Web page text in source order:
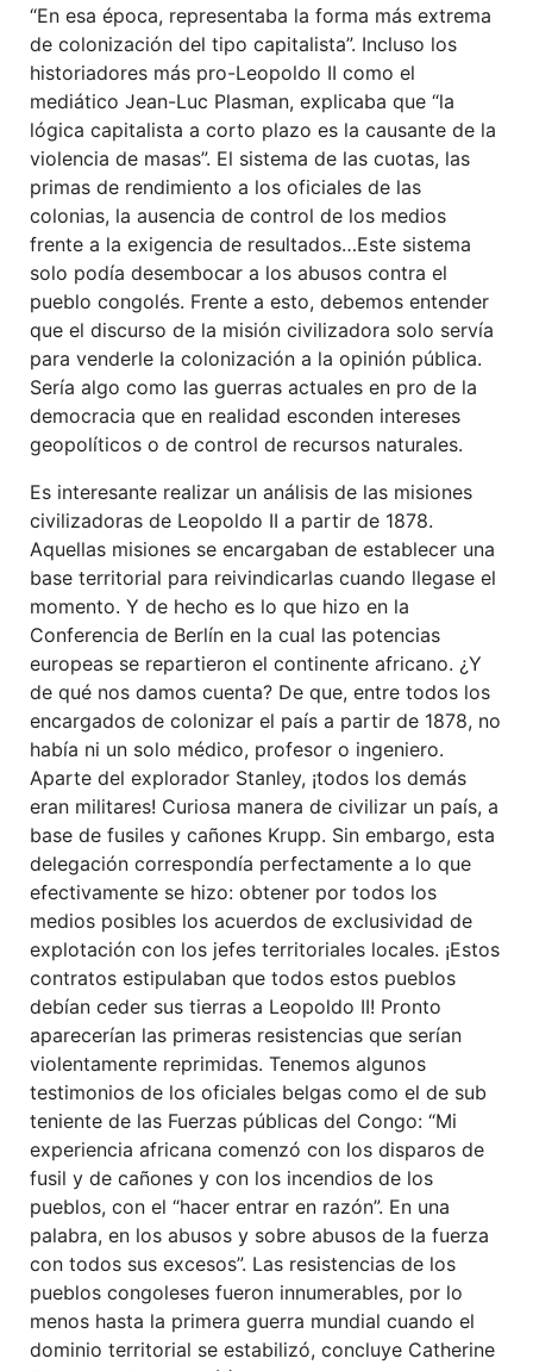
“En esa época, representaba la forma más extrema
de colonización del tipo capitalista”. Incluso los
historiadores más pro-Leopoldo II como el
mediático Jean-Luc Plasman, explicaba que “la
lógica capitalista a corto plazo es la causante de la
violencia de masas”. El sistema de las cuotas, las
primas de rendimiento a los oficiales de las
colonias, la ausencia de control de los medios
frente a la exigencia de resultados…Este sistema
solo podía desembocar a los abusos contra el
pueblo congolés. Frente a esto, debemos entender
que el discurso de la misión civilizadora solo servía
para venderle la colonización a la opinión pública.
Sería algo como las guerras actuales en pro de la
democracia que en realidad esconden intereses
geopolíticos o de control de recursos naturales.
Es interesante realizar un análisis de las misiones
civilizadoras de Leopoldo II a partir de 1878.
Aquellas misiones se encargaban de establecer una
base territorial para reivindicarlas cuando llegase el
momento. Y de hecho es lo que hizo en la
Conferencia de Berlín en la cual las potencias
europeas se repartieron el continente africano. ¿Y
de qué nos damos cuenta? De que, entre todos los
encargados de colonizar el país a partir de 1878, no
había ni un solo médico, profesor o ingeniero.
Aparte del explorador Stanley, ¡todos los demás
eran militares! Curiosa manera de civilizar un país, a
base de fusiles y cañones Krupp. Sin embargo, esta
delegación correspondía perfectamente a lo que
efectivamente se hizo: obtener por todos los
medios posibles los acuerdos de exclusividad de
explotación con los jefes territoriales locales. ¡Estos
contratos estipulaban que todos estos pueblos
debían ceder sus tierras a Leopoldo II! Pronto
aparecerían las primeras resistencias que serían
violentamente reprimidas. Tenemos algunos
testimonios de los oficiales belgas como el de sub
teniente de las Fuerzas públicas del Congo: “Mi
experiencia africana comenzó con los disparos de
fusil y de cañones y con los incendios de los
pueblos, con el “hacer entrar en razón”. En una
palabra, en los abusos y sobre abusos de la fuerza
con todos sus excesos”. Las resistencias de los
pueblos congoleses fueron innumerables, por lo
menos hasta la primera guerra mundial cuando el
dominio territorial se estabilizó, concluye Catherine